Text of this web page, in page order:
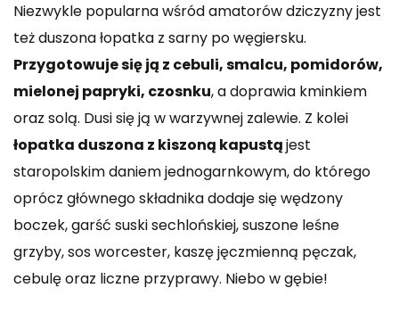
Niezwykle popularna wśród amatorów dziczyzny jest
też duszona łopatka z sarny po węgiersku.
Przygotowuje się ją z cebuli, smalcu, pomidorów,
mielonej papryki, czosnku, a doprawia kminkiem
oraz solą. Dusi się ją w warzywnej zalewie. Z kolei
łopatka duszona z kiszoną kapustąjest
staropolskim daniem jednogarnkowym, do którego
oprócz głównego składnika dodaje się wędzony
boczek, garść suski sechlońskiej, suszone leśne
grzyby, sos worcester, kaszę jęczmienną pęczak,
cebulę oraz liczne przyprawy. Niebo w gębie!